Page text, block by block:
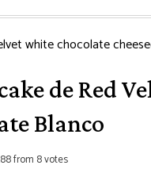
de Red
Blanco
from 8votes